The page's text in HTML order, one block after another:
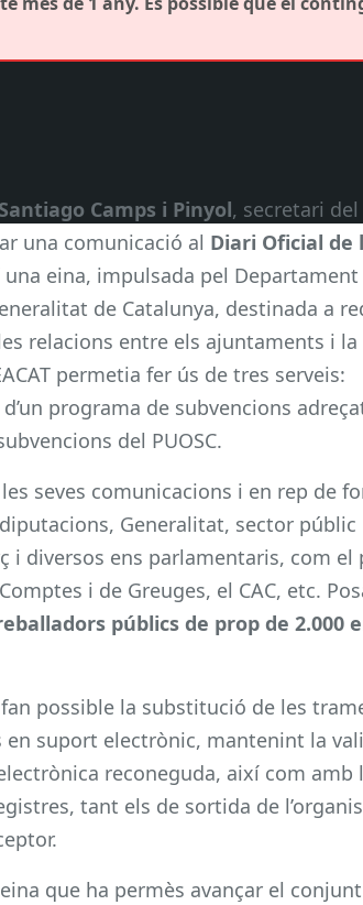
Santiago Camps i Pinyol, secretari del
una comunicació al Diari Oficial de
una eina, impulsada pel
de Catalunya, destinada a
relacions entre els ajuntaments i la
permetia fer ús de tres serveis:
programa de subvencions
del PUOSC.
seves comunicacions i en rep de
Generalitat, sector públic
i diversos ens parlamentaris, com el
i de Greuges, el CAC, etc.
públics de prop de 2.000
possible la substitució de les
suport electrònic, mantenint la
reconeguda, així com amb
tant els de sortida de
que ha permès avançar el